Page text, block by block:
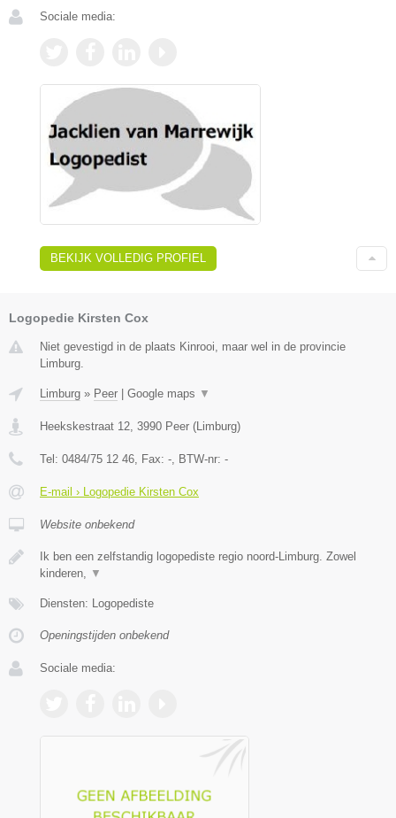
Sociale media:
BEKIJK VOLLEDIG PROFIEL
Logopedie Kirsten Cox
Niet gevestigd in de plaats Kinrooi, maar wel in de provincie
Limburg.
Limburg » Peer Google maps ▼
Heekskestraat 12 3990 Peer ( Limburg)
Tel: 0484/75 12 46 , Fax: - , BTW-nr: -
E-mail › Logopedie Kirsten Cox
Website onbekend
Ik ben een zelfstandig logopediste regio noord-Limburg. Zowel
kinderen,
▼
Diensten: Logopediste
Openingstijden onbekend
Sociale media: